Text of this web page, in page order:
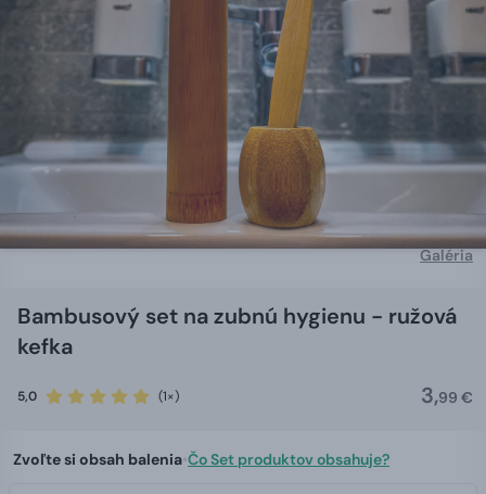
Galéria
Bambusový set na zubnú hygienu - ružová
kefka
5,0 (1×) 3,99 €
Zvoľte si obsah balenia•Čo Set produktov obsahuje?